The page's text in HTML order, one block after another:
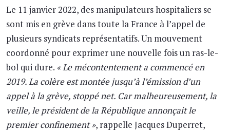
Le 11 janvier 2022, des manipulateurs hospitaliers se
sont mis en grève dans toute la France à l’appel de
plusieurs syndicats représentatifs. Un mouvement
coordonné pour exprimer une nouvelle fois un ras-le-
bol qui dure. « Le mécontentement a commencé en
2019. La colère est montée jusqu’à l’émission d’un
appel à la grève, stoppé net. Car malheureusement, la
veille, le président de la République annonçait le
premier confinement », rappelle Jacques Duperret,